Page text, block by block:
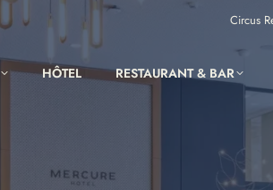
Circus
HÔTEL RESTAURANT & BAR